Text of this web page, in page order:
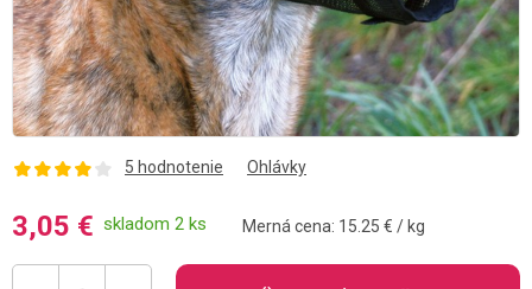
5 hodnotenie Ohlávky
3,05 € skladom 2 ks Merná cena: 15.25 € / kg